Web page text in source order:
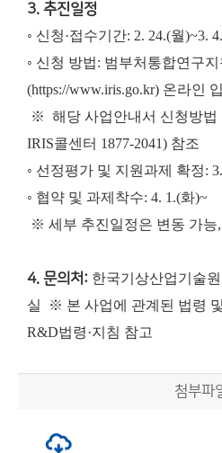
3. 추진일정
◦ 신청·접수기간: 2. 24.(월)~3.
◦ 신청 방법: 범부처통합연구
(https://www.iris.go.kr) 온라인
※ 해당 사업안내서 신청방법
IRIS콜센터 1877-2041) 참조
◦ 선정평가 및 지원과제 확정:
◦ 협약 및 과제착수: 4. 1.(화)~
※ 세부 추진일정은 변동 가능
4. 문의처: 한국기상산업기술
실
※ 본 사업에 관계된 법령
R&D법령·지침 참고
첨부파